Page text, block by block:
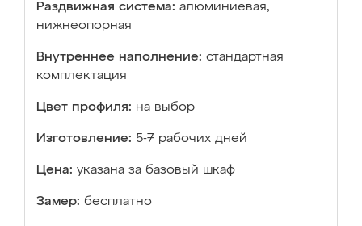
Раздвижная система: алюминиевая,
нижнеопорная
Внутреннее наполнение: стандартная
комплектация
Цвет профиля: на выбор
Изготовление: 5-7 рабочих дней
Цена: указана за базовый шкаф
Замер: бесплатно